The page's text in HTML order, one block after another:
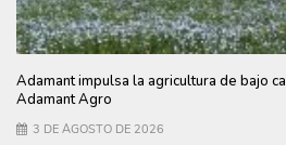
Adamant impulsa la agricultura de bajo
Adamant Agro
3 DE AGOSTO DE 2026